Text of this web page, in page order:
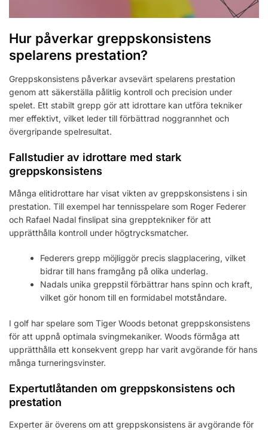
Hur påverkar greppskonsistens
spelarens prestation?
Greppskonsistens påverkar avsevärt spelarens prestation
genom att säkerställa pålitlig kontroll och precision under
spelet. Ett stabilt grepp gör att idrottare kan utföra tekniker
mer effektivt, vilket leder till förbättrad noggrannhet och
övergripande spelresultat.
Fallstudier av idrottare med stark
greppskonsistens
Många elitidrottare har visat vikten av greppskonsistens i sin
prestation. Till exempel har tennisspelare som Roger Federer
och Rafael Nadal finslipat sina grepptekniker för att
upprätthålla kontroll under högtrycksmatcher.
Federers grepp möjliggör precis slagplacering, vilket
bidrar till hans framgång på olika underlag.
Nadals unika greppstil förbättrar hans spinn och kraft,
vilket gör honom till en formidabel motståndare.
I golf har spelare som Tiger Woods betonat greppskonsistens
för att uppnå optimala svingmekaniker. Woods förmåga att
upprätthålla ett konsekvent grepp har varit avgörande för hans
många turneringsvinster.
Expertutlåtanden om greppskonsistens och
prestation
Experter är överens om att greppskonsistens är avgörande för